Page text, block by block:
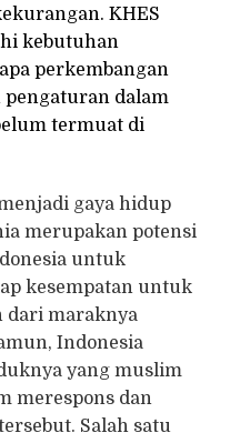
KHES
kebutuhan
perkembangan
dalam
termuat di
gaya hidup
merupakan potensi
untuk
kesempatan untuk
dari maraknya
Indonesia
yang muslim
merespons dan
Salah satu